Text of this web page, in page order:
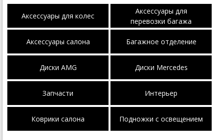
Аксессуары для колес
Аксессуары для
перевозки багажа
Аксессуары салона Багажное отделение
Диски AMG Диски Mercedes
Запчасти Интерьер
Коврики салона Подножки с освещением